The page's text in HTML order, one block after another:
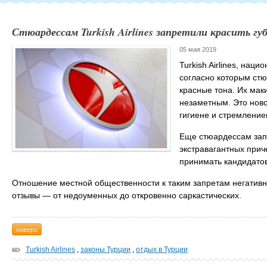
Стюардессам Turkish Airlines запретили красить
05 мая 2019
Turkish Airlines,
согласно которым
красные тона. Их
незаметным. Это
гигиене и
Еще стюардессам
экстравагантных
принимать
Отношение местной общественности к таким запретам
отзывы — от недоуменных до откровенно саркастических.
наверх
Turkish Airlines , законы Турции , отдых в Турции